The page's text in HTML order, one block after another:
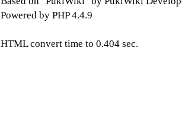
Powered by PHP 4.4.9
HTML convert time to 0.404 sec.